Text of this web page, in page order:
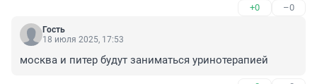
+0 –0
Гость
18 июля 2025, 17:53
москва и питер будут заниматься уринотерапией